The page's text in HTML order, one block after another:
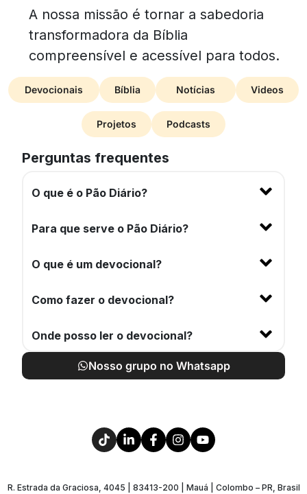
A nossa missão é tornar a sabedoria
transformadora da Bíblia
compreensível e acessível para todos.
Devocionais Bíblia Notícias Videos
Projetos Podcasts
Perguntas frequentes
O que é o Pão Diário?
Para que serve o Pão Diário?
O que é um devocional?
Como fazer o devocional?
Onde posso ler o devocional?
Nosso grupo no Whatsapp
R. Estrada da Graciosa, 4045 | 83413-200 | Mauá | Colombo – PR, Brasil